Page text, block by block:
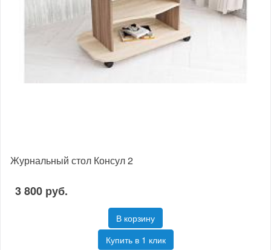
Журнальный стол Консул 2
3 800 руб.
В корзину
Купить в 1 клик